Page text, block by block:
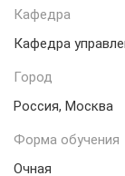
Кафедра
Кафедра
Город
Россия, Москва
Форма обучения
Очная